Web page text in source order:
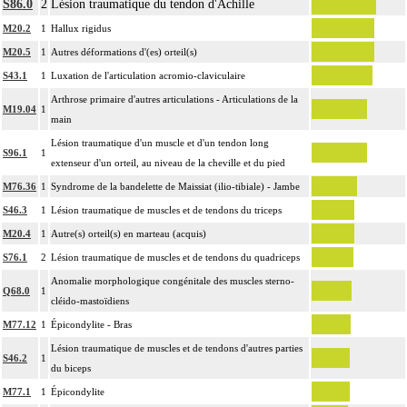
S86.0 2 Lésion traumatique du tendon d'Achille
M20.2 1 Hallux rigidus
M20.5 1 Autres déformations d'(es) orteil(s)
S43.1 1 Luxation de l'articulation acromio-claviculaire
M19.04 1
Arthrose primaire d'autres articulations - Articulations de la
main
S96.1 1
Lésion traumatique d'un muscle et d'un tendon long
extenseur d'un orteil, au niveau de la cheville et du pied
M76.36 1 Syndrome de la bandelette de Maissiat (ilio-tibiale) - Jambe
S46.3 1 Lésion traumatique de muscles et de tendons du triceps
M20.4 1 Autre(s) orteil(s) en marteau (acquis)
S76.1 2 Lésion traumatique de muscles et de tendons du quadriceps
Q68.0 1
Anomalie morphologique congénitale des muscles sterno-
cléido-mastoïdiens
M77.12 1 Épicondylite - Bras
S46.2 1
Lésion traumatique de muscles et de tendons d'autres parties
du biceps
M77.1 1 Épicondylite